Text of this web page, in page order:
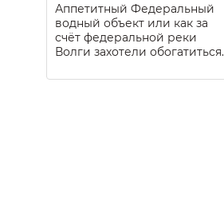
Аппетитный Федеральный
водный объект или как за
счёт федеральной реки
Волги захотели обогатиться.